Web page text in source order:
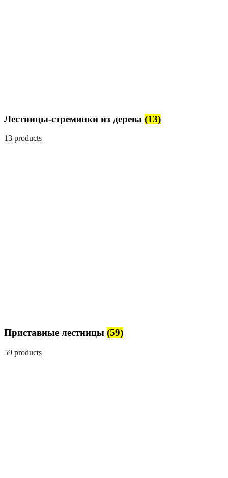
Лестницы-стремянки из дерева (13)
13 products
Приставные лестницы (59)
59 products